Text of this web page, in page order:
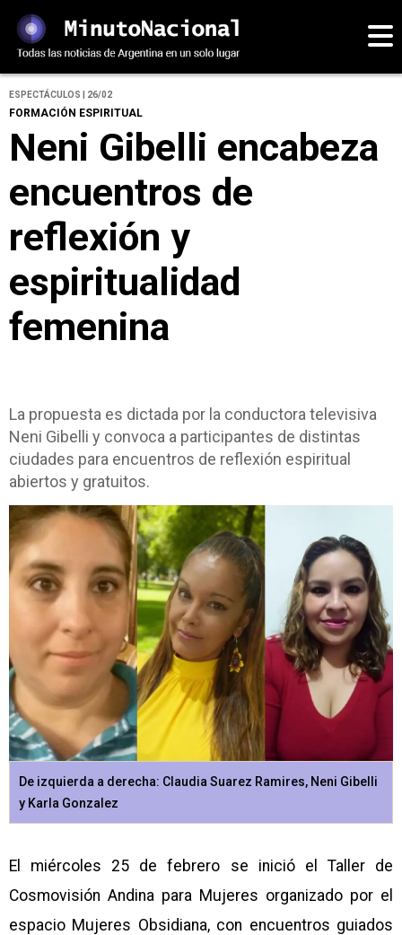
ESPECTÁCULOS | 26/02
FORMACIÓN ESPIRITUAL
Neni Gibelli encabeza
encuentros de
reflexión y
espiritualidad
femenina
La propuesta es dictada por la conductora televisiva
Neni Gibelli y convoca a participantes de distintas
ciudades para encuentros de reflexión espiritual
abiertos y gratuitos.
De izquierda a derecha: Claudia Suarez Ramires, Neni Gibelli
y Karla Gonzalez
El miércoles 25 de febrero se inició el Taller de
Cosmovisión Andina para Mujeres organizado por el
espacio Mujeres Obsidiana, con encuentros guiados